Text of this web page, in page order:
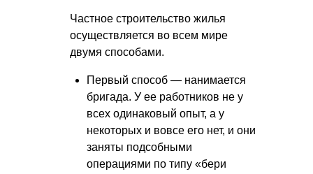
Частное строительство жилья
осуществляется во всем мире
двумя способами.
Первый способ — нанимается
бригада. У ее работников не у
всех одинаковый опыт, а у
некоторых и вовсе его нет, и они
заняты подсобными
операциями по типу «бери